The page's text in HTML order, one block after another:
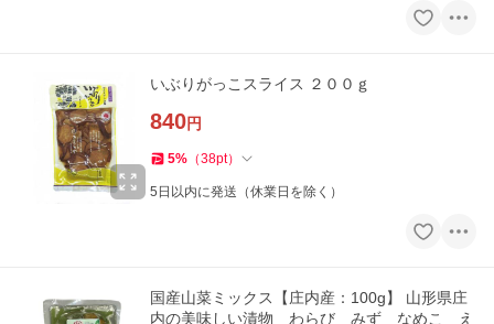
いぶりがっこスライス ２００ｇ
840円
5% （38pt）
5日以内に発送（休業日を除く）
国産山菜ミックス【庄内産：100g】 山形県庄
内の美味しい漬物 わらび みず なめこ え